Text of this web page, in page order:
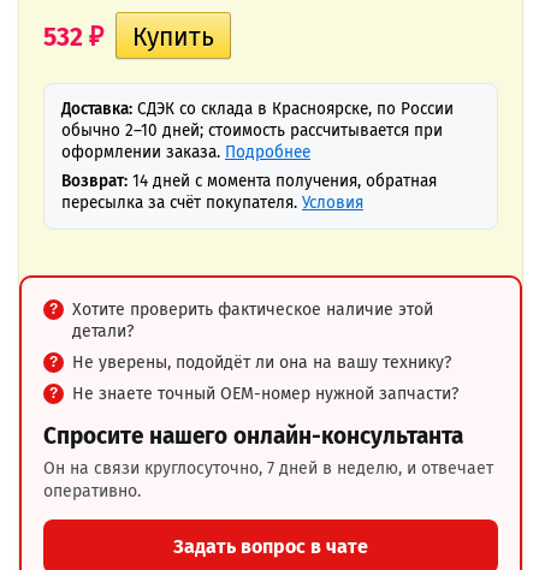
532 ₽
Доставка: СДЭК со склада в Красноярске, по России
обычно 2–10 дней; стоимость рассчитывается при
оформлении заказа. Подробнее
Возврат: 14 дней с момента получения, обратная
пересылка за счёт покупателя. Условия
Хотите проверить фактическое наличие этой
детали?
Не уверены, подойдёт ли она на вашу технику?
Не знаете точный OEM-номер нужной запчасти?
Спросите нашего онлайн-консультанта
Он на связи круглосуточно, 7 дней в неделю, и отвечает
оперативно.
Задать вопрос в чате